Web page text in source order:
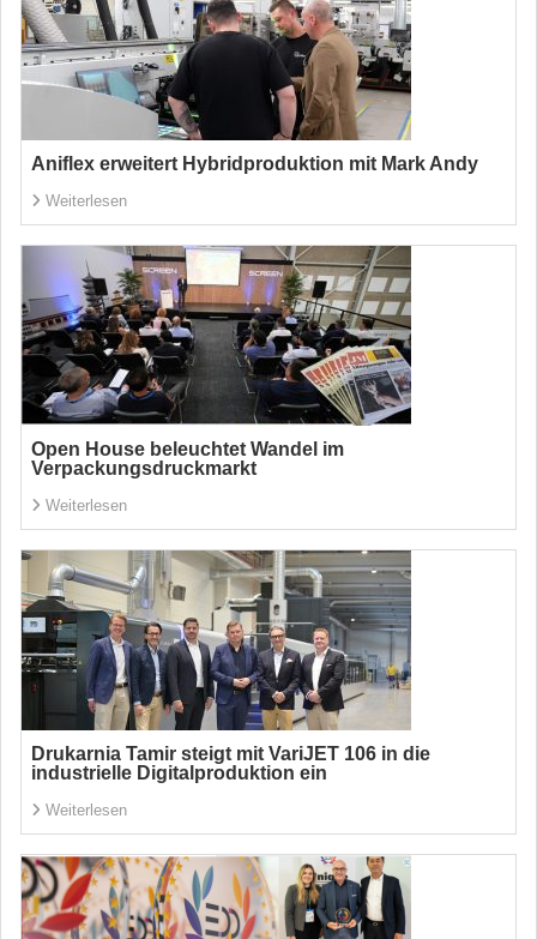
Aniflex erweitert Hybridproduktion mit Mark Andy
Weiterlesen
Open House beleuchtet Wandel im
Verpackungsdruckmarkt
Weiterlesen
Drukarnia Tamir steigt mit VariJET 106 in die
industrielle Digitalproduktion ein
Weiterlesen